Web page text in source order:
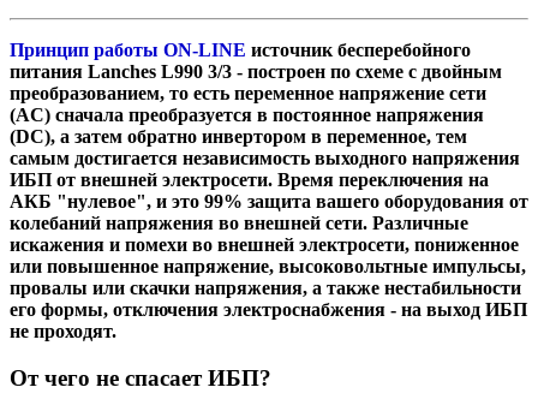
Принцип работы ON-LINE источник бесперебойного
питания Lanches L990 3/3 - построен по схеме с двойным
преобразованием, то есть переменное напряжение сети
(AC) сначала преобразуется в постоянное напряжения
(DC), а затем обратно инвертором в переменное, тем
самым достигается независимость выходного напряжения
ИБП от внешней электросети. Время переключения на
АКБ "нулевое", и это 99% защита вашего оборудования от
колебаний напряжения во внешней сети. Различные
искажения и помехи во внешней электросети, пониженное
или повышенное напряжение, высоковольтные импульсы,
провалы или скачки напряжения, а также нестабильности
его формы, отключения электроснабжения - на выход ИБП
не проходят.
От чего не спасает ИБП?